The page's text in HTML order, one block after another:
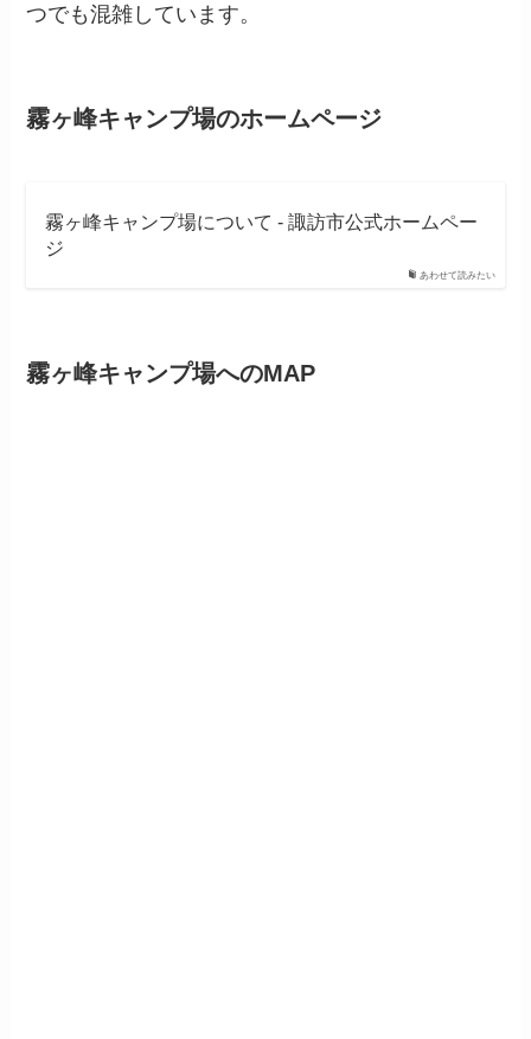
つでも混雑しています。
霧ヶ峰キャンプ場のホームページ
あわせて読みたい
霧ヶ峰キャンプ場について - 諏訪市公式ホームペー
ジ
霧ヶ峰キャンプ場へのMAP